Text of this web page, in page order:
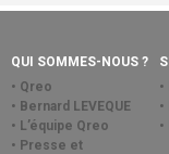
QUI SOMMES-NOUS ?
Qreo
Bernard LEVEQUE
L’équipe Qreo
Presse et